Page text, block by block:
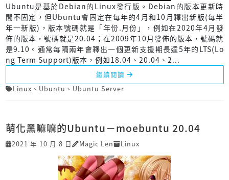
Ubuntu是基於Debian的Linux發行版。Debian的版本更新時
間不固定，但Ubuntu會固定在每年的4月和10月釋出新版(每半
年一新版)，版本號碼就是「年份.月份」，例如在2020年4月發
佈的版本，號碼就是20.04；在2009年10月發佈的版本，號碼就
是9.10。通常每隔兩年會釋出一個更新支援期長達5年的LTS(Lo
ng Term Support)版本，例如18.04、20.04、2...
繼續閱讀
Linux 、 Ubuntu 、 Ubuntu Server
萌化黑嘛嘛的Ubuntu－moebuntu 20.04
2021 年 10 月 8 日 Magic Len Linux